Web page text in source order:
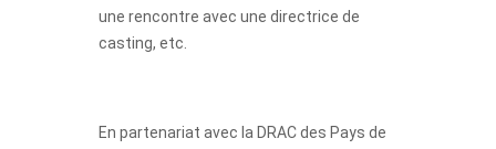
une rencontre avec une directrice de
casting, etc.
En partenariat avec la DRAC des Pays de